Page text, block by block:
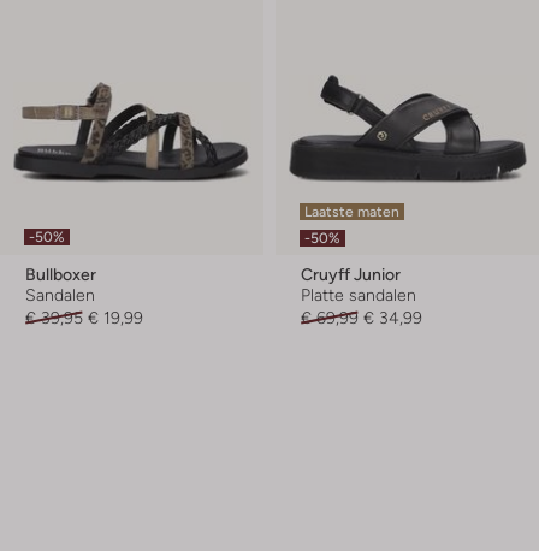
-50%
Bullboxer
Sandalen
€ 39,95 € 19,99
Laatste maten
-50%
Cruyff Junior
Platte sandalen
€ 69,99 € 34,99